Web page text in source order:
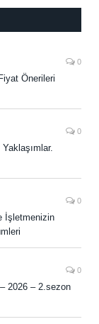
0
Önerileri
0
0
İşletmenizin
0
2026 – 2.sezon